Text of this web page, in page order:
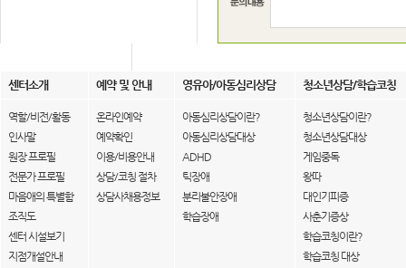
센터소개 예약 및 안내 영유아/아동심리상담 청소년상담/학습코칭
역할/비전/활동
인사말
원장 프로필
전문가 프로필
마음애의 특별함
조직도
센터 시설보기
지점개설안내
온라인예약
예약확인
이용/비용안내
상담/코칭 절차
상담사채용정보
아동심리상담이란?
아동심리상담대상
ADHD
틱장애
분리불안장애
학습장애
청소년상담이란?
청소년상담대상
게임중독
왕따
대인기피증
사춘기증상
학습코칭이란?
학습코칭 대상